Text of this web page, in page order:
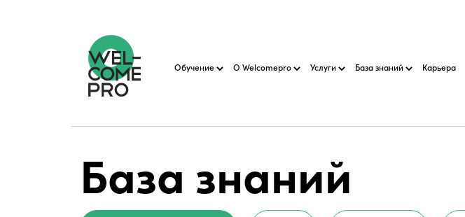
Обучение О Welcomepro Услуги База знаний Карьера
База знаний